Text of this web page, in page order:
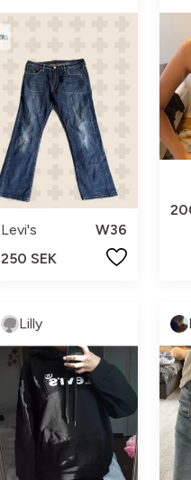
Levi's
W36
250 SEK
Lilly